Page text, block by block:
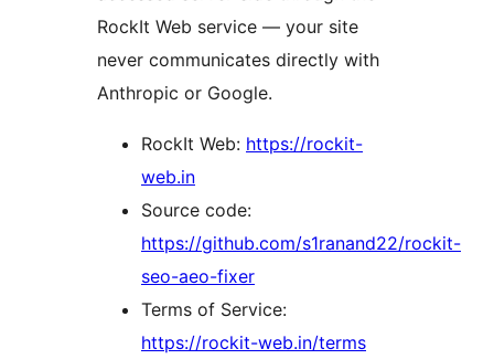
RockIt Web service — your site
never communicates directly with
Anthropic or Google.
RockIt Web: https://rockit-
web.in
Source code:
https://github.com/s1ranand22/rockit-
seo-aeo-fixer
Terms of Service:
https://rockit-web.in/terms